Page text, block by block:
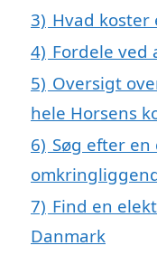
3) Hvad koster
4) Fordele ved
5) Oversigt
hele Horsens
6) Søg efter
7) Find en
Danmark